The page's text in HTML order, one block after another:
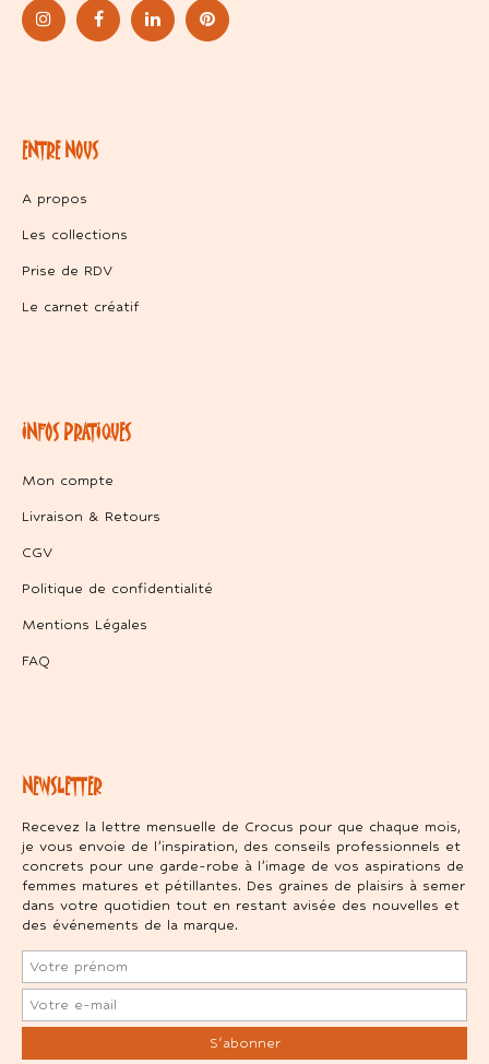
ENTRE NOUS
A propos
Les collections
Prise de RDV
Le carnet créatif
INFOS PRATIQUES
Mon compte
Livraison & Retours
CGV
Politique de confidentialité
Mentions Légales
FAQ
NEWSLETTER
Recevez la lettre mensuelle de Crocus pour que chaque mois,
je vous envoie de l’inspiration, des conseils professionnels et
concrets pour une garde-robe à l’image de vos aspirations de
femmes matures et pétillantes. Des graines de plaisirs à semer
dans votre quotidien tout en restant avisée des nouvelles et
des événements de la marque.